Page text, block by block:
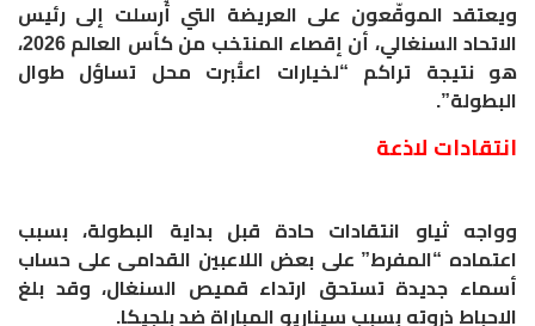
ويعتقد الموقّعون على العريضة التي أُرسلت إلى رئيس
الاتحاد السنغالي، أن إقصاء المنتخب من كأس العالم 2026،
هو نتيجة تراكم “لخيارات اعتُبرت محل تساؤل طوال
البطولة”.
وواجه ثياو انتقادات حادة قبل بداية البطولة، بسبب
اعتماده “المفرط” على بعض اللاعبين القدامى على حساب
أسماء جديدة تستحق ارتداء قميص السنغال، وقد بلغ
الإحباط ذروته بسبب سيناريو المباراة ضد بلجيكا.